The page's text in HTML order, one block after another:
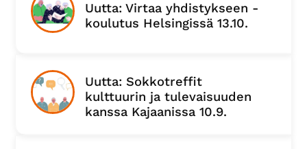
Uutta: Virtaa yhdistykseen -
koulutus Helsingissä 13.10.
Uutta: Sokkotreffit
kulttuurin ja tulevaisuuden
kanssa Kajaanissa 10.9.